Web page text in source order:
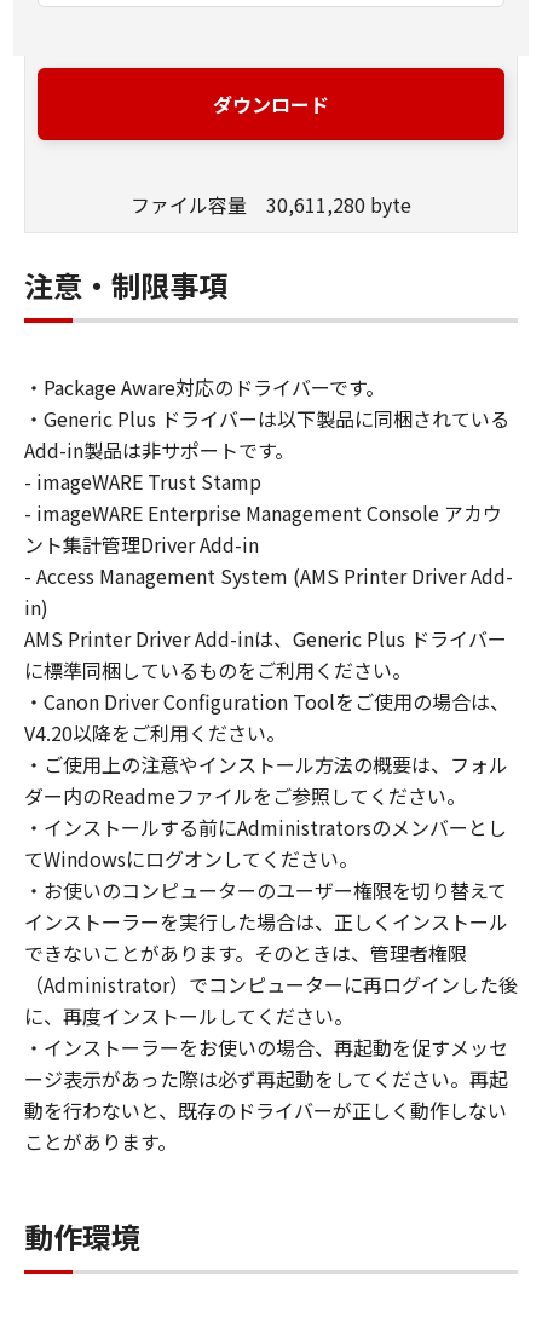
(1) キヤノンは、お客様が「キヤノン製品」を利
用する目的のために、「キヤノン製品」に直接
（本契約書においては、「本ソフトウェア」を
ること、またはコンピューターにおいて表示す
ること、アクセスすること、もしくは実行する
ことのいずれも含むものとします。）するため
お客様は、また「指定機器」にネットワークを
通じて接続されたコンピューター上で、かかる
コンピューターの使用者に対して「本ソフトウ
ェア」を使用させることができますが、かかる
コンピューターの使用者に本契約書上の義務お
よび条件を遵守させるとともに、その履行に関
し全責任を負うことを条件とします。
(2) お客様は、上記(1)に基づいて「本ソフトウ
「本ソフトウェア」を１部、複製することがで
きます。
(3) 上記(1)および(2)に定める場合を除き、キヤ
ノンまたはキヤノンのライセンサーのいかなる
知的財産権も、明示たると黙示たるとを問わ
ず、本契約書によってお客様に譲渡あるいは許
諾されるものではありません。
２．制限
(1) お客様は、再使用許諾、譲渡、販売、頒
布、リースもしくは貸与その他の方法により、
第三者に「本ソフトウェア」を使用させること
はできません。
(2) お客様は、「本ソフトウェア」の全部また
は一部を修正、改変、逆コンパイル、逆アセン
ブル、その他リバースエンジニアリング等する
ことはできません。また第三者にこのような行
為をさせてはなりません。
お客様は、「本ソフトウェア」に含まれるキヤ
ノンまたはキヤノンのライセンサーの著作権表
ダウンロード
ファイル容量 30,611,280 byte
注意・制限事項
・Package Aware対応のドライバーです。
・Generic Plus ドライバーは以下製品に同梱されている
Add-in製品は非サポートです。
- imageWARE Trust Stamp
- imageWARE Enterprise Management Console アカウ
ント集計管理Driver Add-in
- Access Management System (AMS Printer Driver Add-
in)
AMS Printer Driver Add-inは、Generic Plus ドライバー
に標準同梱しているものをご利用ください。
・Canon Driver Configuration Toolをご使用の場合は、
V4.20以降をご利用ください。
・ご使用上の注意やインストール方法の概要は、フォル
ダー内のReadmeファイルをご参照してください。
・インストールする前にAdministratorsのメンバーとし
てWindowsにログオンしてください。
・お使いのコンピューターのユーザー権限を切り替えて
インストーラーを実行した場合は、正しくインストール
できないことがあります。そのときは、管理者権限
（Administrator）でコンピューターに再ログインした後
に、再度インストールしてください。
・インストーラーをお使いの場合、再起動を促すメッセ
ージ表示があった際は必ず再起動をしてください。再起
動を行わないと、既存のドライバーが正しく動作しない
ことがあります。
動作環境